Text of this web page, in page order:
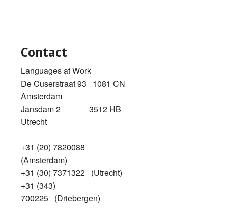
Contact
Languages at Work
De Cuserstraat 93 1081 CN
Amsterdam
Jansdam 2 3512 HB
Utrecht
+31 (20) 7820088
(Amsterdam)
+31 (30) 7371322 (Utrecht)
+31 (343)
700225 (Driebergen)